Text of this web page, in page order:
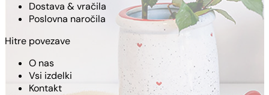
Dostava & vračila
Poslovna naročila
Hitre povezave
O nas
Vsi izdelki
Kontakt